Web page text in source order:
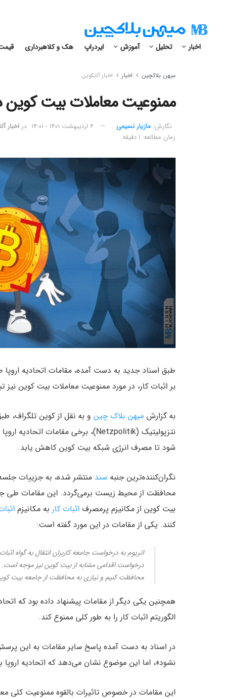
اخبار تحلیل آموزش ایردراپ هک و کلاهبرداری
میهن بلاکچین اخبار اخبار آلتکوین
ممنوعیت معاملات بیت کوین
نگارش:‌ مازیار نسیمی ۴ اردیبهشت ۱۴۰۱ - ۱۴:۰۱ در اخبار
زمان مطالعه: ۱ دقیقه
طبق اسناد جدید به دست آمده، مقامات اتحادیه
بر اثبات کار، در مورد ممنوعیت معاملات بیت کوین نیز
به گزارش میهن بلاک چین و به نقل از کوین تلگراف،
نتزپولیتیک (Netzpolitik)، برخی مقامات اتحادیه اروپا اعتقاد داشتند که باید معامله
شود تا مصرف انرژی شبکه بیت کوین کاهش یابد.
نگران‌کننده‌ترین جنبه سند منتشر شده، به جزییات
محافظت از محیط زیست برمی‌گردد. این مقامات طی
بیت کوین از مکانیزم پرمصرف اثبات کار به مکانیزم
کنند. یکی از مقامات در این مورد گفته است:
اتریوم به درخواست جامعه کاربران انتقال به گواه
درخواست اقدامی مشابه از بیت کوین نیز موجه است.
محافظت کنیم و نیازی به محافظت از جامعه بیت
همچنین یکی دیگر از مقامات پیشنهاد داده بود که
الگوریتم اثبات کار را به طور کلی ممنوع کند.
در اسناد به دست آمده پاسخ سایر مقامات به این
نشود»، اما این موضوع نشان می‌دهد که اتحادیه
این مقامات در خصوص تاثیرات بالقوه ممنوعیت کلی